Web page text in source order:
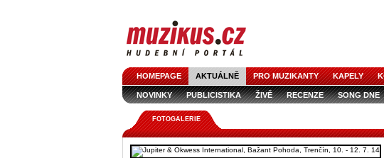
HOMEPAGE AKTUÁLNĚ PRO MUZIKANTY KAPELY
NOVINKY PUBLICISTIKA ŽIVĚ RECENZE SONG DNE
FOTOGALERIE